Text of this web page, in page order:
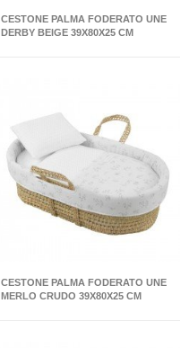
CESTONE PALMA FODERATO UNE
DERBY BEIGE 39X80X25 CM
CESTONE PALMA FODERATO UNE
MERLO CRUDO 39X80X25 CM